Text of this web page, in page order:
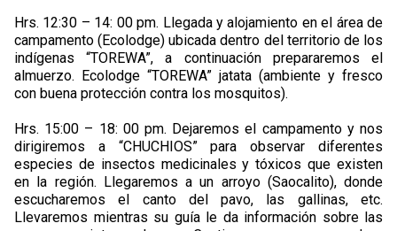
Hrs. 12:30 – 14: 00 pm. Llegada y alojamiento en el área de
campamento (Ecolodge) ubicada dentro del territorio de los
indígenas “TOREWA”, a continuación prepararemos el
almuerzo. Ecolodge “TOREWA” jatata (ambiente y fresco
con buena protección contra los mosquitos).
Hrs. 15:00 – 18: 00 pm. Dejaremos el campamento y nos
dirigiremos a “CHUCHIOS” para observar diferentes
especies de insectos medicinales y tóxicos que existen
en la región. Llegaremos a un arroyo (Saocalito), donde
escucharemos el canto del pavo, las gallinas, etc.
Llevaremos mientras su guía le da información sobre las